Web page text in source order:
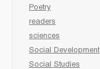
Poetry
readers
sciences
Social Development
Social Studies